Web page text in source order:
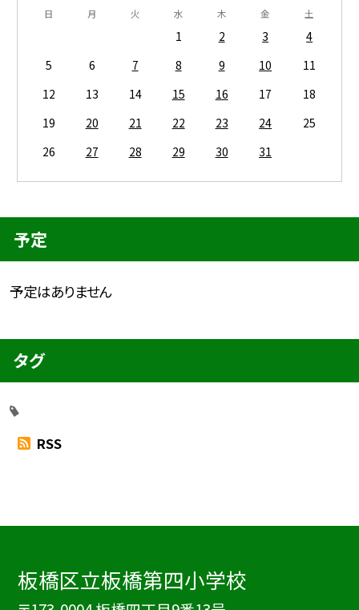
日 月 火 水 木 金 土
1 2 3
4
5
6 7 8 9 10
11
12
13 14 15 16 17
18
19
20 21 22 23 24
25
26
27 28 29 30 31
予定
予定はありません
タグ
RSS
板橋区立板橋第四小学校